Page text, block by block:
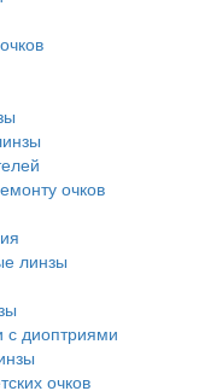
очков
линзы
с диоптриями
очков